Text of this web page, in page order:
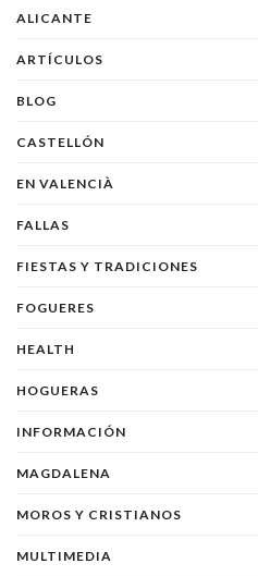
ALICANTE
ARTÍCULOS
BLOG
CASTELLÓN
EN VALENCIÀ
FALLAS
FIESTAS Y TRADICIONES
FOGUERES
HEALTH
HOGUERAS
INFORMACIÓN
MAGDALENA
MOROS Y CRISTIANOS
MULTIMEDIA